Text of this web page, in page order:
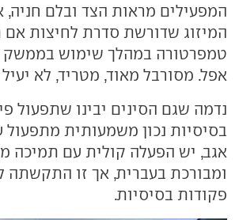
המפעילים מראות הצד ובלם חניה,
המיזוג שדורשת סדרת לחיצות אם
טמפרטורה במהלך שימוש בממשק
אפל. מסורבל מאוד, מטריד, לא
נדמה שגם הסינים יבינו שתפעול
בסיסיות נכון משמעותית מתפעול
אגב, יש הפעלה קולית עם תמיכה
ומבורכת בעברית, אך זו התקשתה
פקודות בסיסיות.